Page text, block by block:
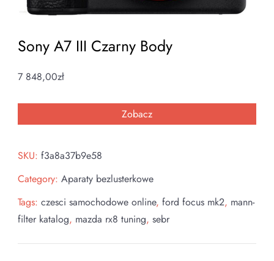
Sony A7 III Czarny Body
7 848,00zł
Zobacz
SKU: f3a8a37b9e58
Category: Aparaty bezlusterkowe
Tags: czesci samochodowe online, ford focus mk2, mann-
filter katalog, mazda rx8 tuning, sebr